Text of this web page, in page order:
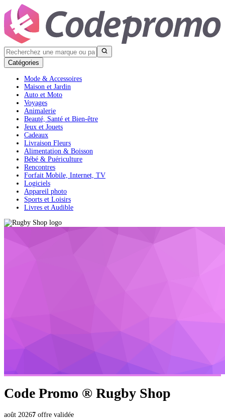
Catégories
Mode & Accessoires
Maison et Jardin
Auto et Moto
Voyages
Animalerie
Beauté, Santé et Bien-être
Jeux et Jouets
Cadeaux
Livraison Fleurs
Alimentation & Boisson
Bébé & Puériculture
Rencontres
Forfait Mobile, Internet, TV
Logiciels
Appareil photo
Sports et Loisirs
Livres et Audible
Code Promo ® Rugby Shop
août 20267 offre validée